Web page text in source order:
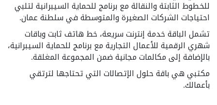
للخطوط الثابتة والنقالة مع برنامج للحماية السيبرانية لتلبي
احتياجات الشركات الصغيرة والمتوسطة في سلطنة عمان.
تشمل الباقة خدمة إنترنت سريعة، خط هاتف ثابت وباقات
شهري الرقمية للأعمال التجارية مع برنامج للحماية السيبرانية،
بالإضافة إلى مكالمات مجانية ضمن المجموعة المغلقة.
مكتبي هي باقة حلول الإتصالات التي تحتاجها لترتقي
بأعمالك.